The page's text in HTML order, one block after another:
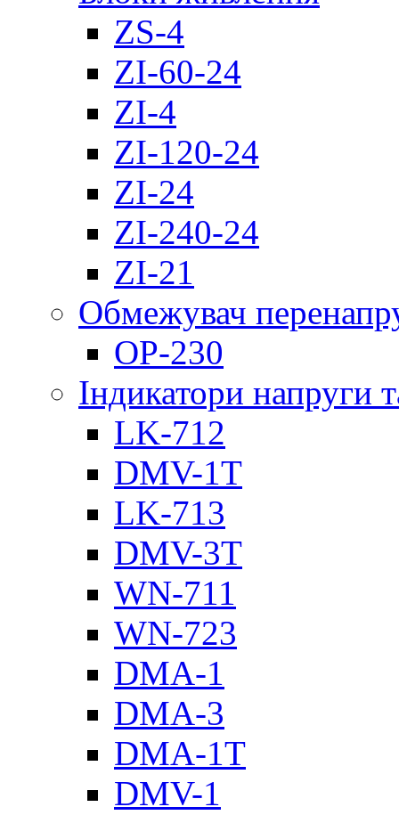
ZS-4
ZI-60-24
ZI-4
ZI-120-24
ZI-24
ZI-240-24
ZI-21
Обмежувач
OP-230
Індикатори напруги
LK-712
DMV-1T
LK-713
DMV-3T
WN-711
WN-723
DMA-1
DMA-3
DMA-1T
DMV-1